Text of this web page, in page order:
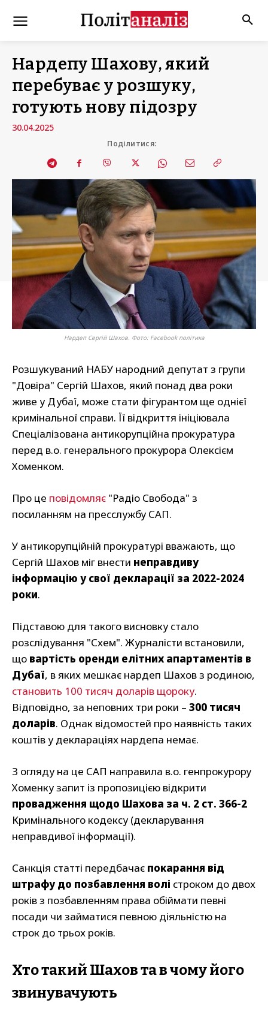
Нардепу Шахову, який
перебуває у розшуку,
готують нову підозру
30.04.2025
Поділитися:
Нардеп Сергій Шахов. Фото: Facebook політика
Розшукуваний НАБУ народний депутат з групи
"Довіра" Сергій Шахов, який понад два роки
живе у Дубаї, може стати фігурантом ще однієї
кримінальної справи. Її відкриття ініціювала
Спеціалізована антикорупційна прокуратура
перед в.о. генерального прокурора Олексієм
Хоменком.
Про це повідомляє "Радіо Свобода" з
посиланням на пресслужбу САП.
У антикорупційній прокуратурі вважають, що
Сергій Шахов міг внести неправдиву
інформацію у свої декларації за 2022-2024
роки.
Підставою для такого висновку стало
розслідування "Схем". Журналісти встановили,
що вартість оренди елітних апартаментів в
Дубаї, в яких мешкає нардеп Шахов з родиною,
становить 100 тисяч доларів щороку.
Відповідно, за неповних три роки – 300 тисяч
доларів. Однак відомостей про наявність таких
коштів у деклараціях нардепа немає.
З огляду на це САП направила в.о. генпрокурору
Хоменку запит із пропозицією відкрити
провадження щодо Шахова за ч. 2 ст. 366-2
Кримінального кодексу (декларування
неправдивої інформації).
Санкція статті передбачає покарання від
штрафу до позбавлення волі строком до двох
років з позбавленням права обіймати певні
посади чи займатися певною діяльністю на
строк до трьох років.
Хто такий Шахов та в чому його
звинувачують